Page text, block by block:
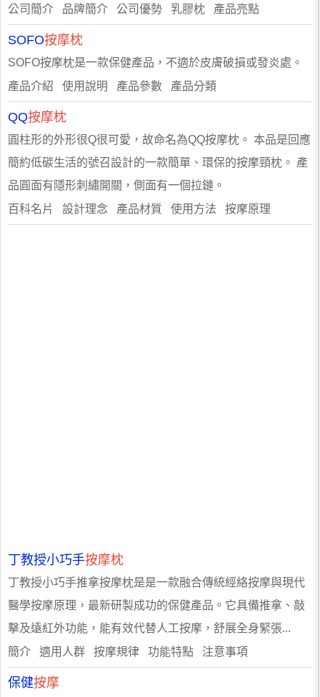
公司簡介 品牌簡介 公司優勢 乳膠枕 產品亮點
SOFO按摩枕
SOFO按摩枕是一款保健產品，不適於皮膚破損或發炎處。
產品介紹 使用說明 產品參數 產品分類
QQ按摩枕
圓柱形的外形很Q很可愛，故命名為QQ按摩枕。 本品是回應
簡約低碳生活的號召設計的一款簡單、環保的按摩頸枕。 產
品圓面有隱形刺繡開關，側面有一個拉鏈。
百科名片 設計理念 產品材質 使用方法 按摩原理
丁教授小巧手按摩枕
丁教授小巧手推拿按摩枕是是一款融合傳統經絡按摩與現代
醫學按摩原理，最新研製成功的保健產品。它具備推拿、敲
擊及遠紅外功能，能有效代替人工按摩，舒展全身緊張...
簡介 適用人群 按摩規律 功能特點 注意事項
保健按摩